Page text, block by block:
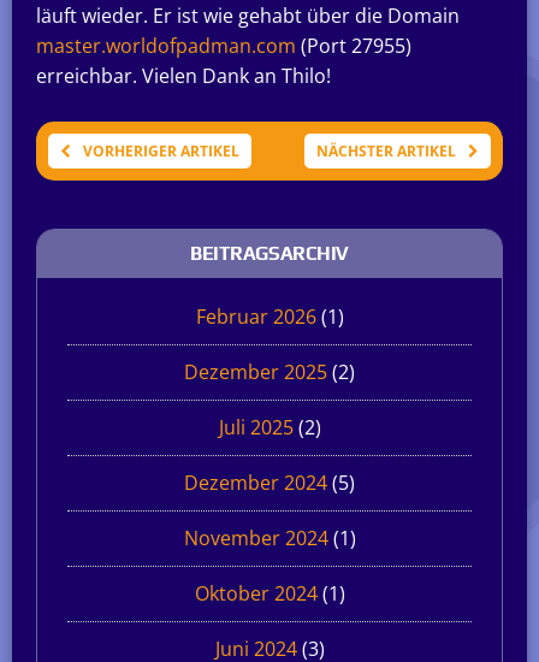
läuft wieder. Er ist wie gehabt über die Domain
master.worldofpadman.com (Port 27955)
erreichbar. Vielen Dank an Thilo!
VORHERIGER ARTIKEL NÄCHSTER ARTIKEL
BEITRAGSARCHIV
Februar 2026(1)
Dezember 2025(2)
Juli 2025(2)
Dezember 2024(5)
November 2024(1)
Oktober 2024(1)
Juni 2024(3)